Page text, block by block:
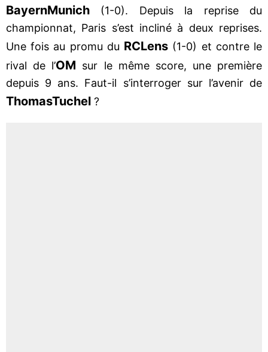
BayernMunich (1-0). Depuis la reprise du
championnat, Paris s’est incliné à deux reprises.
Une fois au promu du RCLens (1-0) et contre le
rival de l’OM sur le même score, une première
depuis 9 ans. Faut-il s’interroger sur l’avenir de
ThomasTuchel ?